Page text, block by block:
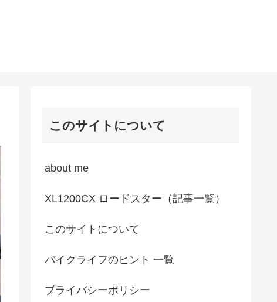
このサイトについて
about me
XL1200CX ロードスター（記事一覧）
このサイトについて
バイクライフのヒント 一覧
プライバシーポリシー